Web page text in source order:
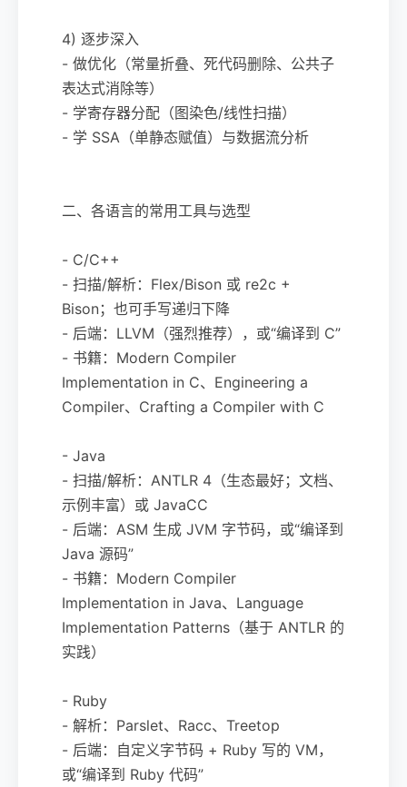
4) 逐步深入
- 做优化（常量折叠、死代码删除、公共子
表达式消除等）
- 学寄存器分配（图染色/线性扫描）
- 学 SSA（单静态赋值）与数据流分析
二、各语言的常用工具与选型
- C/C++
- 扫描/解析：Flex/Bison 或 re2c +
Bison；也可手写递归下降
- 后端：LLVM（强烈推荐），或“编译到 C”
- 书籍：Modern Compiler
Implementation in C、Engineering a
Compiler、Crafting a Compiler with C
- Java
- 扫描/解析：ANTLR 4（生态最好；文档、
示例丰富）或 JavaCC
- 后端：ASM 生成 JVM 字节码，或“编译到
Java 源码”
- 书籍：Modern Compiler
Implementation in Java、Language
Implementation Patterns（基于 ANTLR 的
实践）
- Ruby
- 解析：Parslet、Racc、Treetop
- 后端：自定义字节码 + Ruby 写的 VM，
或“编译到 Ruby 代码”